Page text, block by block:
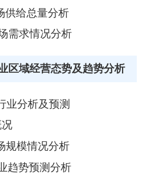
供给总量分析
需求情况分析
区域经营态势及趋势分析
业分析及预测
况
规模情况分析
趋势预测分析